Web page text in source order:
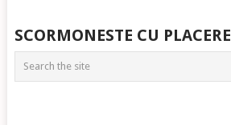
SCORMONESTE CU PLACERE